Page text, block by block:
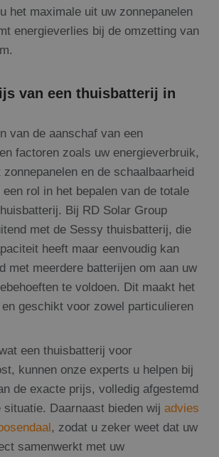
het maximale uit uw zonnepanelen
energieverlies bij de omzetting van
van een thuisbatterij in
van de aanschaf van een
factoren zoals uw energieverbruik,
en de schaalbaarheid
rol in het bepalen van de totale
Bij RD Solar Group
met de Sessy thuisbatterij, die
heeft maar eenvoudig kan
met meerdere batterijen om aan uw
te voldoen. Dit maakt het
geschikt voor zowel particulieren
een thuisbatterij voor
kunnen onze experts u helpen bij
de exacte prijs, volledig afgestemd
Daarnaast bieden wij advies
, zodat u zeker weet dat uw
samenwerkt met uw